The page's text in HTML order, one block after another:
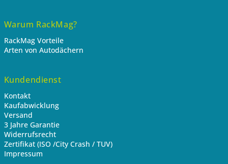
Warum RackMag?
RackMag Vorteile
Arten von Autodächern
Kundendienst
Kontakt
Kaufabwicklung
Versand
3 Jahre Garantie
Widerrufsrecht
Zertifikat (ISO /City Crash / TUV)
Impressum